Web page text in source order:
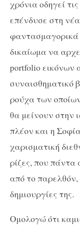
χρόνια οδηγεί
επένδυσε στη
φαντασμαγορικά
δικαίωμα να
portfolio εικόνων
συναισθηματικό
ρούχα των
θα μείνουν στην
πλέον και η
χαρισματική
ρίζες, που πάντα
από το παρελθόν,
δημιουργίες της.
Ομολογώ ότι